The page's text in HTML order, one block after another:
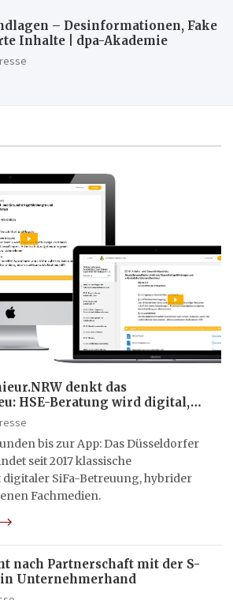
– Desinformationen, Fake
Inhalte | dpa-Akademie
denkt das
HSE-Beratung wird digital,
bis zur App: Das Düsseldorfer
seit 2017 klassische
SiFa-Betreuung, hybrider
Fachmedien.
nach Partnerschaft mit der S-
Unternehmerhand